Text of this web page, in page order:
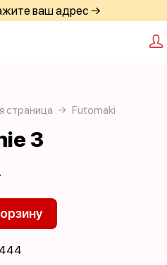
ваш адрес →
страница Futomaki
3